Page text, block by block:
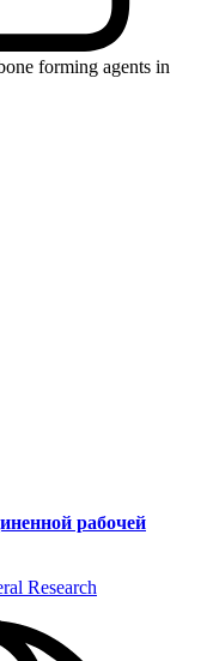
forming agents in
рабочей
Research